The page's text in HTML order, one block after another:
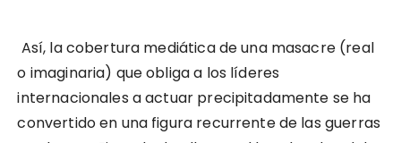
Así, la cobertura mediática de una masacre (real
o imaginaria) que obliga a los líderes
internacionales a actuar precipitadamente se ha
convertido en una figura recurrente de las guerras